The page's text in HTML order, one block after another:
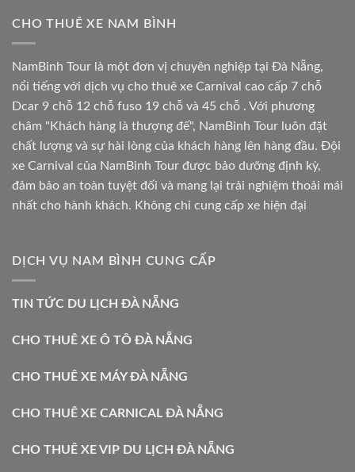
CHO THUÊ XE NAM BÌNH
NamBinh Tour là một đơn vị chuyên nghiệp tại Đà Nẵng,
nổi tiếng với dịch vụ cho thuê xe Carnival cao cấp 7 chỗ
Dcar 9 chỗ 12 chỗ fuso 19 chỗ và 45 chỗ . Với phương
châm "Khách hàng là thượng đế", NamBinh Tour luôn đặt
chất lượng và sự hài lòng của khách hàng lên hàng đầu. Đội
xe Carnival của NamBinh Tour được bảo dưỡng định kỳ,
đảm bảo an toàn tuyệt đối và mang lại trải nghiệm thoải mái
nhất cho hành khách. Không chỉ cung cấp xe hiện đại
DỊCH VỤ NAM BÌNH CUNG CẤP
TIN TỨC DU LỊCH ĐÀ NẴNG
CHO THUÊ XE Ô TÔ ĐÀ NẴNG
CHO THUÊ XE MÁY ĐÀ NẴNG
CHO THUÊ XE CARNICAL ĐÀ NẴNG
CHO THUÊ XE VIP DU LỊCH ĐÀ NẴNG